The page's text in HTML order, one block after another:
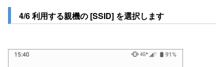
4/6 利用する親機の [SSID] を選択します